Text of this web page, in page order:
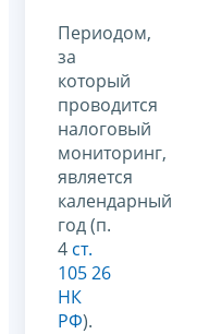
Периодом,
за
который
проводится
налоговый
мониторинг,
является
календарный
год (п.
4 ст.
105 26
НК
РФ).